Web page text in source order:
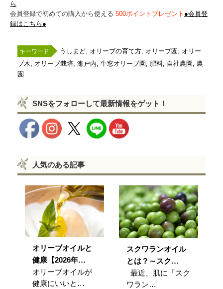
ら
会員登録で初めての購入から使える 500ポイントプレゼント ●会員登
録はこちら●
うしまど オリーブの育て方 オリーブ園
オリー
ブ木
オリーブ栽培 瀬戸内 牛窓オリーブ園 肥料 自社農園
農
園
SNSをフォローして最新情報をゲット！
人気のある記事
オリーブオイルと
健康【2026年…
オリーブオイルが
健康にいいと…
スクワランオイル
とは？～スク…
最近、肌に「スク
ワラン…